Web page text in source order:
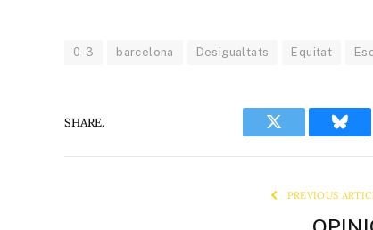
0-3 barcelona Desigualtats Equitat
SHARE.
Twitter
PREVIOUS